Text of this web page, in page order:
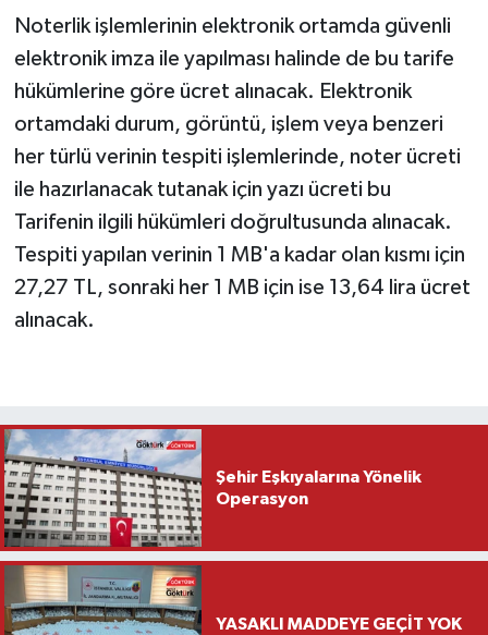
Noterlik işlemlerinin elektronik ortamda güvenli
elektronik imza ile yapılması halinde de bu tarife
hükümlerine göre ücret alınacak. Elektronik
ortamdaki durum, görüntü, işlem veya benzeri
her türlü verinin tespiti işlemlerinde, noter ücreti
ile hazırlanacak tutanak için yazı ücreti bu
Tarifenin ilgili hükümleri doğrultusunda alınacak.
Tespiti yapılan verinin 1 MB'a kadar olan kısmı için
27,27 TL, sonraki her 1 MB için ise 13,64 lira ücret
alınacak.
Şehir Eşkıyalarına Yönelik
Operasyon
YASAKLI MADDEYE GEÇİT YOK